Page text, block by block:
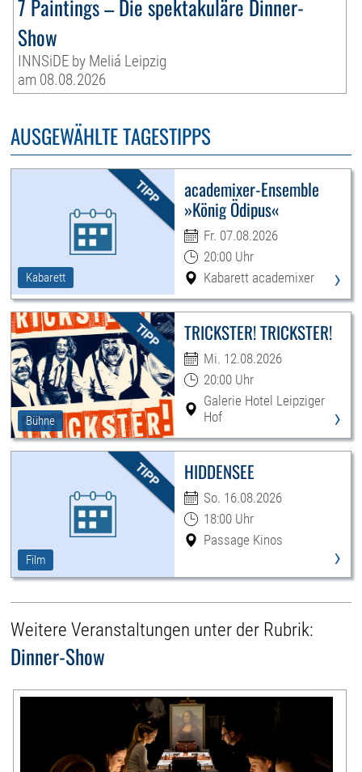
7 Paintings – Die spektakuläre Dinner-
Show
INNSiDE by Meliá Leipzig
am 08.08.2026
AUSGEWÄHLTE TAGESTIPPS
Kabarett
academixer-Ensemble
»König Ödipus«
Fr. 07.08.2026
20:00 Uhr
Kabarett academixer
›
Bühne
TRICKSTER! TRICKSTER!
Mi. 12.08.2026
20:00 Uhr
Galerie Hotel Leipziger
Hof
›
Film
HIDDENSEE
So. 16.08.2026
18:00 Uhr
Passage Kinos
›
Weitere Veranstaltungen unter der Rubrik:
Dinner-Show